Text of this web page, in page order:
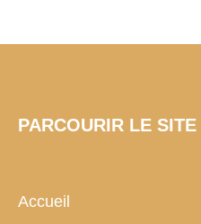
PARCOURIR LE SITE
Accueil